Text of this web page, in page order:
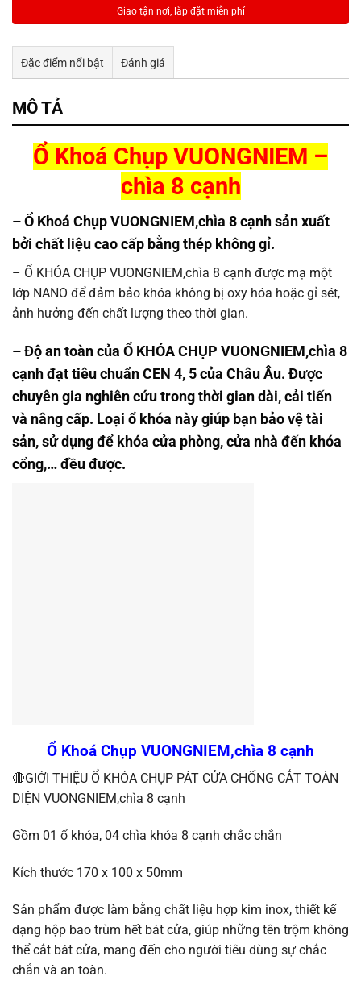
Đặc điểm nổi bật Đánh giá
Tư vấn & bán hàng qua Facebook
MÔ TẢ
Ổ Khoá Chụp VUONGNIEM –
chìa 8 cạnh
– Ổ Khoá Chụp VUONGNIEM,chìa 8 cạnh sản xuất
bởi chất liệu cao cấp bằng thép không gỉ.
– Ổ KHÓA CHỤP VUONGNIEM,chìa 8 cạnh được mạ một
lớp NANO để đảm bảo khóa không bị oxy hóa hoặc gỉ sét,
ảnh hưởng đến chất lượng theo thời gian.
– Độ an toàn của Ổ KHÓA CHỤP VUONGNIEM,chìa 8
cạnh đạt tiêu chuẩn CEN 4, 5 của Châu Âu. Được
chuyên gia nghiên cứu trong thời gian dài, cải tiến
và nâng cấp. Loại ổ khóa này giúp bạn bảo vệ tài
sản, sử dụng để khóa cửa phòng, cửa nhà đến khóa
cổng,… đều được.
Ổ Khoá Chụp VUONGNIEM,chìa 8 cạnh
🔴GIỚI THIỆU Ổ KHÓA CHỤP PÁT CỬA CHỐNG CẮT TOÀN
DIỆN VUONGNIEM,chìa 8 cạnh
Gồm 01 ổ khóa, 04 chìa khóa 8 cạnh chắc chắn
Kích thước 170 x 100 x 50mm
Sản phẩm được làm bằng chất liệu hợp kim inox, thiết kế
dạng hộp bao trùm hết bát cửa, giúp những tên trộm không
thể cắt bát cửa, mang đến cho người tiêu dùng sự chắc
chắn và an toàn.